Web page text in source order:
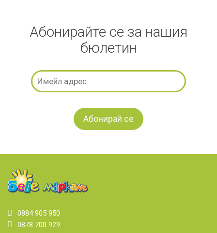
Абонирайте се за нашия
бюлетин
0884 905 950
0878 700 929